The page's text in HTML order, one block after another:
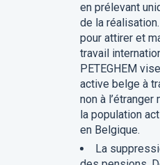
en prélevant
de la
pour attirer et
travail
PETEGHEM
active belge à
non à
la population
en Belgique.
La